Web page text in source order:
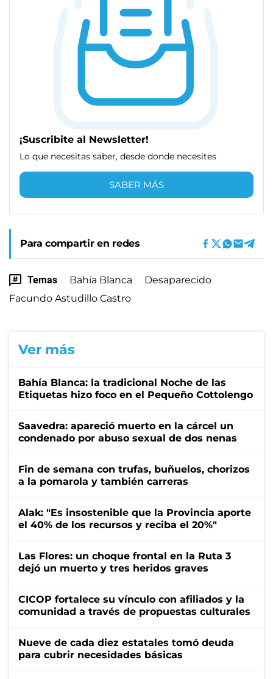
¡Suscribite al Newsletter!
Lo que necesitas saber, desde donde necesites
SABER MÁS
Para compartir en redes
Temas Bahía Blanca
Desaparecido
Facundo Astudillo Castro
Ver más
Bahía Blanca: la tradicional Noche de las
Etiquetas hizo foco en el Pequeño Cottolengo
Saavedra: apareció muerto en la cárcel un
condenado por abuso sexual de dos nenas
Fin de semana con trufas, buñuelos, chorizos
a la pomarola y también carreras
Alak: "Es insostenible que la Provincia aporte
el 40% de los recursos y reciba el 20%"
Las Flores: un choque frontal en la Ruta 3
dejó un muerto y tres heridos graves
CICOP fortalece su vínculo con afiliados y la
comunidad a través de propuestas culturales
Nueve de cada diez estatales tomó deuda
para cubrir necesidades básicas